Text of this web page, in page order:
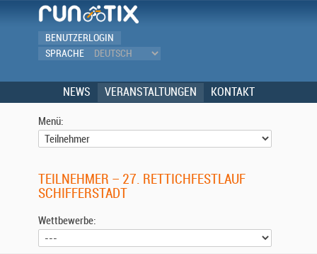
BENUTZERLOGIN
SPRACHE
NEWS VERANSTALTUNGEN KONTAKT
Menü:
TEILNEHMER – 27. RETTICHFESTLAUF
SCHIFFERSTADT
Wettbewerbe: